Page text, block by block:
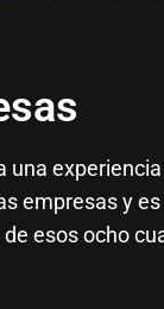
empresas y
esos ocho